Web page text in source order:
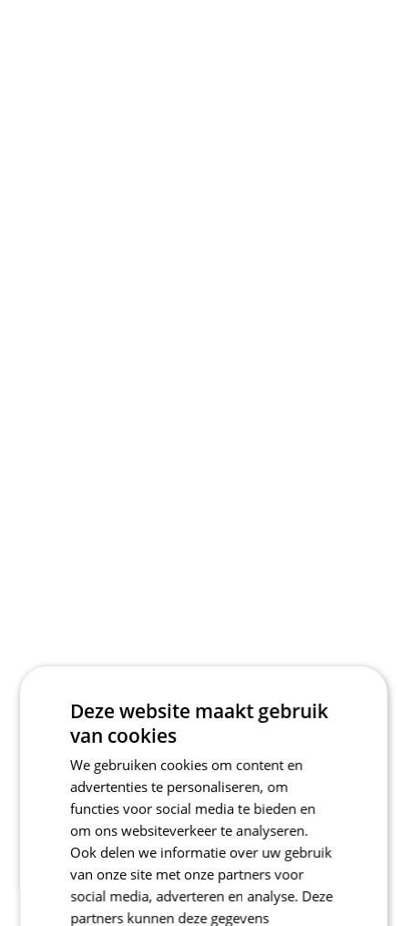
Deze website maakt gebruik
van cookies
We gebruiken cookies om content en
advertenties te personaliseren, om
functies voor social media te bieden en
om ons websiteverkeer te analyseren.
Ook delen we informatie over uw gebruik
van onze site met onze partners voor
social media, adverteren en analyse. Deze
partners kunnen deze gegevens